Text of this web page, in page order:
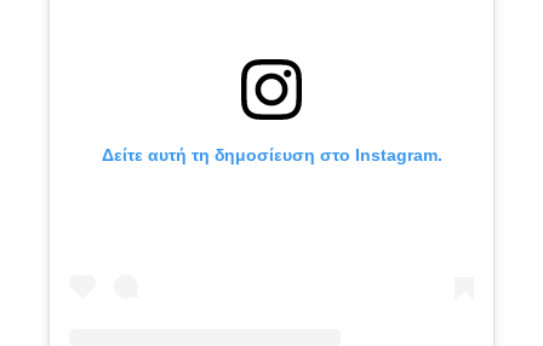
Δείτε αυτή τη δημοσίευση στο Instagram.